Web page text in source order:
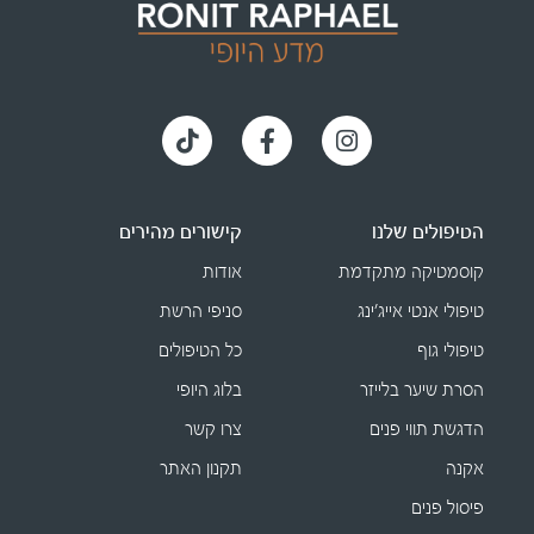
הטיפולים שלנו
קוסמטיקה מתקדמת
טיפולי אנטי אייג׳ינג
טיפולי גוף
הסרת שיער בלייזר
הדגשת תווי פנים
אקנה
פיסול פנים
קישורים מהירים
אודות
סניפי הרשת
כל הטיפולים
בלוג היופי
צרו קשר
תקנון האתר